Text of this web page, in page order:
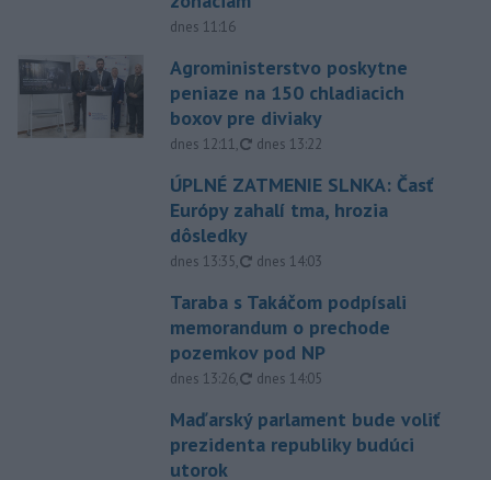
dnes 11:16
Agroministerstvo poskytne
peniaze na 150 chladiacich
boxov pre diviaky
dnes 12:11, aktualizované
dnes 13:22
ÚPLNÉ ZATMENIE SLNKA: Časť
Európy zahalí tma, hrozia
dôsledky
dnes 13:35, aktualizované
dnes 14:03
Taraba s Takáčom podpísali
memorandum o prechode
pozemkov pod NP
dnes 13:26, aktualizované
dnes 14:05
Maďarský parlament bude voliť
prezidenta republiky budúci
utorok